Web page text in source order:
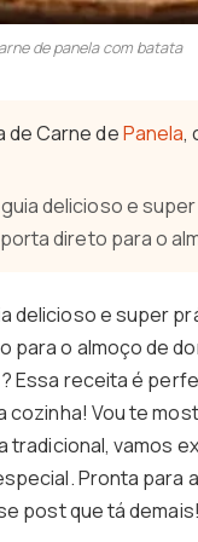
de panela com batata
de Carne dePanela,
delicioso e
direto para o
delicioso e super
o almoço de
Essa receita é
Vou te
vamos
Pronta
post que tá demais!